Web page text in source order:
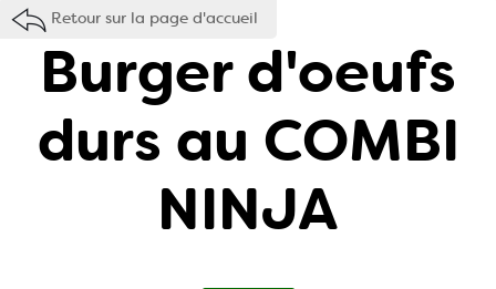
Retour sur la page d'accueil
Burger d'oeufs
durs au COMBI
NINJA